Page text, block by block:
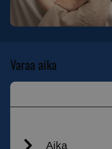
Varaa aika